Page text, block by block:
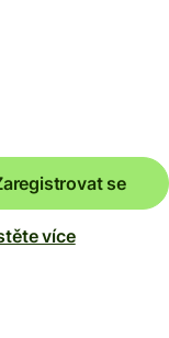
se
více